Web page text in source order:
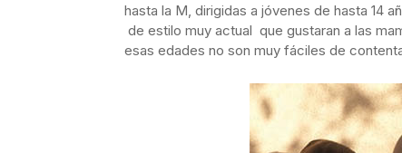
hasta la M, dirigidas a jóvenes de hasta 14
de estilo muy actual que gustaran a las
esas edades no son muy fáciles de